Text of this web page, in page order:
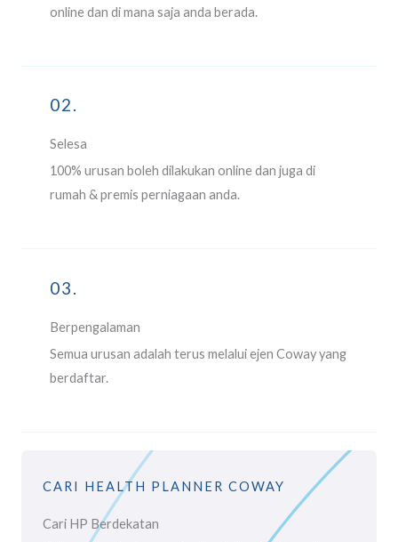
online dan di mana saja anda berada.
02.
Selesa
100% urusan boleh dilakukan online dan juga di
rumah & premis perniagaan anda.
03.
Berpengalaman
Semua urusan adalah terus melalui ejen Coway yang
berdaftar.
CARI HEALTH PLANNER COWAY
Cari HP Berdekatan